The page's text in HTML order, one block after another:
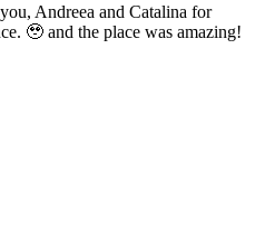
Andreea and Catalina for
🥹 and the place was amazing!